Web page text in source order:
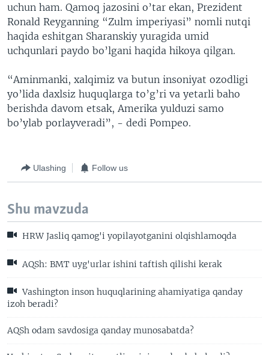
uchun ham. Qamoq jazosini o’tar ekan, Prezident
Ronald Reyganning “Zulm imperiyasi” nomli nutqi
haqida eshitgan Sharanskiy yuragida umid
uchqunlari paydo bo’lgani haqida hikoya qilgan.
“Aminmanki, xalqimiz va butun insoniyat ozodligi
yo’lida daxlsiz huquqlarga to’g’ri va yetarli baho
berishda davom etsak, Amerika yulduzi samo
bo’ylab porlayveradi”, - dedi Pompeo.
Ulashing Follow us
Shu mavzuda
HRW Jasliq qamog'i yopilayotganini olqishlamoqda
AQSh: BMT uyg'urlar ishini taftish qilishi kerak
Vashington inson huquqlarining ahamiyatiga qanday
izoh beradi?
AQSh odam savdosiga qanday munosabatda?